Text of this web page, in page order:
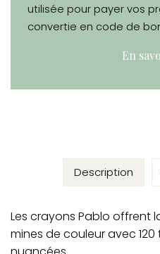
utilisée pour payer vos
convertie en code de
En
Description
Les crayons Pablo offrent
mines de couleur avec